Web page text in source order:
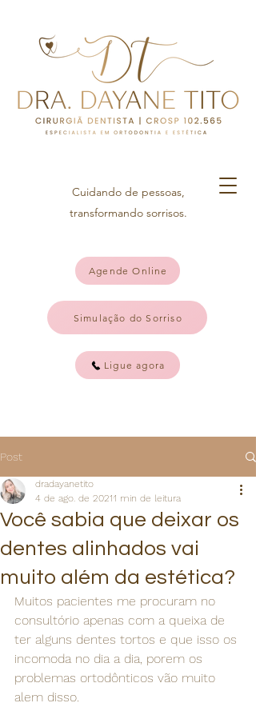
Cuidando de pessoas,
transformando sorrisos.
Agende Online
Ligue agora
Simulação do Sorriso
Post
Você sabia que deixar os
dentes alinhados vai
muito além da estética?
dradayanetito
4 de ago. de 20211 min de leitura
Muitos pacientes me procuram no
consultório apenas com a queixa de
ter alguns dentes tortos e que isso os
incomoda no dia a dia, porem os
problemas ortodônticos vão muito
alem disso.